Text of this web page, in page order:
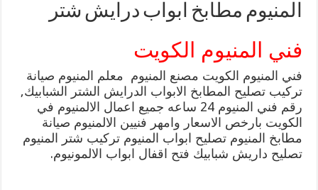
المنيوم مطابخ ابواب درايش شتر
فني المنيوم الكويت
فني المنيوم الكويت مصنع المنيوم معلم المنيوم صيانة
تركيب تصليح المطابخ الابواب الدرايش الشتر الشبابيك,
رقم فني المنيوم 24 ساعه جميع اعمال الالمنيوم في
الكويت بارخص الاسعار وامهر فنيين الالمنيوم صيانة
مطابخ المنيوم تصليح ابواب المنيوم تركيب شتر المنيوم
تصليح داريش شبابيك فتح اقفال ابواب الالمونيوم.